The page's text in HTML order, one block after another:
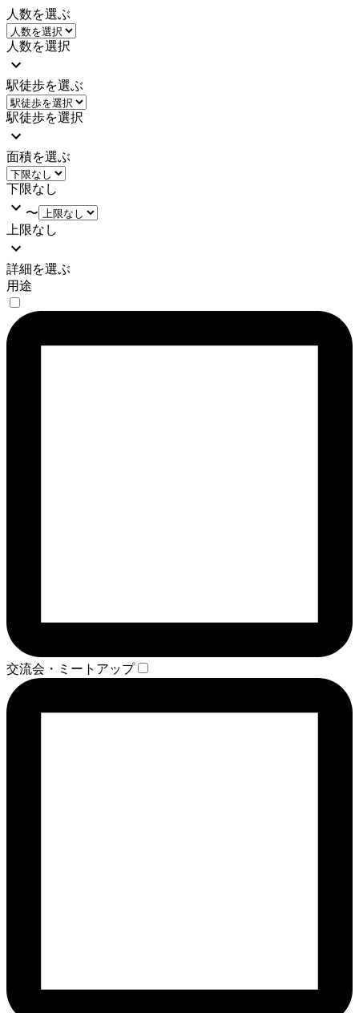
人数を選ぶ
人数を選択
駅徒歩を選ぶ
駅徒歩を選択
面積を選ぶ
下限なし
〜
上限なし
詳細を選ぶ
用途
交流会・ミートアップ